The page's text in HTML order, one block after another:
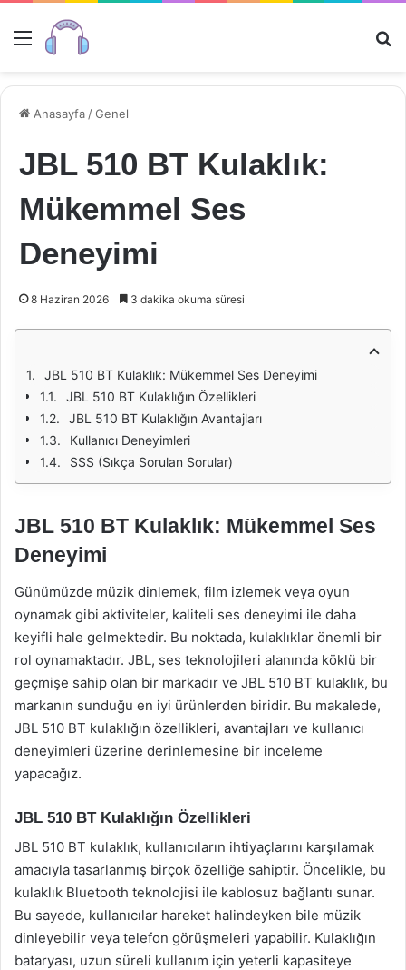
Menü
Anasayfa /Genel
JBL 510 BT Kulaklık:
Mükemmel Ses
Deneyimi
8 Haziran 2026 3 dakika okuma süresi
JBL 510 BT Kulaklık: Mükemmel Ses Deneyimi
JBL 510 BT Kulaklığın Özellikleri
JBL 510 BT Kulaklığın Avantajları
Kullanıcı Deneyimleri
SSS (Sıkça Sorulan Sorular)
JBL 510 BT Kulaklık: Mükemmel Ses
Deneyimi
Günümüzde müzik dinlemek, film izlemek veya oyun
oynamak gibi aktiviteler, kaliteli ses deneyimi ile daha
keyifli hale gelmektedir. Bu noktada, kulaklıklar önemli bir
rol oynamaktadır. JBL, ses teknolojileri alanında köklü bir
geçmişe sahip olan bir markadır ve JBL 510 BT kulaklık, bu
markanın sunduğu en iyi ürünlerden biridir. Bu makalede,
JBL 510 BT kulaklığın özellikleri, avantajları ve kullanıcı
deneyimleri üzerine derinlemesine bir inceleme
yapacağız.
JBL 510 BT Kulaklığın Özellikleri
JBL 510 BT kulaklık, kullanıcıların ihtiyaçlarını karşılamak
amacıyla tasarlanmış birçok özelliğe sahiptir. Öncelikle, bu
kulaklık Bluetooth teknolojisi ile kablosuz bağlantı sunar.
Bu sayede, kullanıcılar hareket halindeyken bile müzik
dinleyebilir veya telefon görüşmeleri yapabilir. Kulaklığın
bataryası, uzun süreli kullanım için yeterli kapasiteye